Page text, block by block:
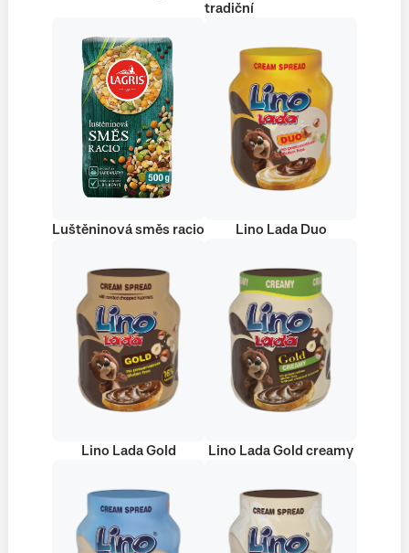
tradiční
Luštěninová směs racio Lino Lada Duo
Lino Lada Gold Lino Lada Gold creamy